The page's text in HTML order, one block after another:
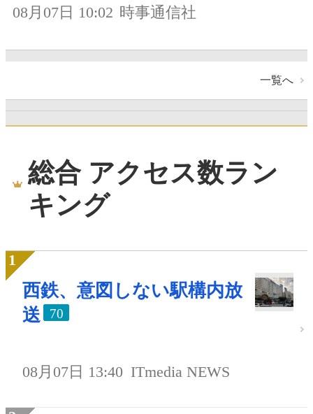
08月07日 10:02 時事通信社
一覧へ
総合 アクセス数ラン
キング
西鉄、意図しない駅構内放
送
70
08月07日 13:40 ITmedia NEWS